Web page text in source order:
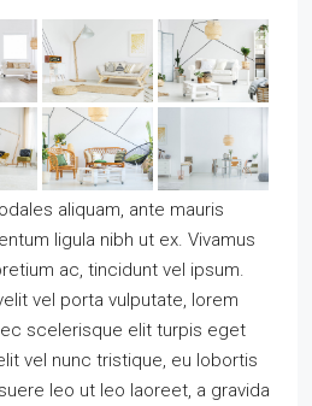
aliquam, ante mauris
ligula nibh ut ex. Vivamus
ac, tincidunt vel ipsum.
vel porta vulputate, lorem
scelerisque elit turpis eget
vel nunc tristique, eu lobortis
leo ut leo laoreet, a gravida